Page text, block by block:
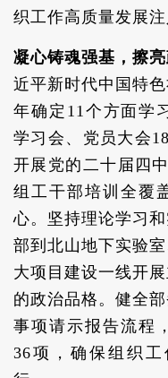
织工作高质量发展注
凝心铸魂强基，擦亮
近平新时代中国特
年确定11个方面学
学习会、党员大会
开展党的二十届四
组工干部培训全覆
心。坚持理论学习
部到北山地下实验
大项目建设一线开
的政治品格。健全
事项请示报告流程
36项，确保组织